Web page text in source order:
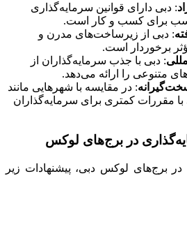
: دبی دارای قوانین سرمایه‌گذاری
برای کسب و کار است.
: دبی از زیرساخت‌های مدرن و
برخوردار است.
: دبی با جذب سرمایه‌گذاران از
متنوعی را ارائه می‌دهد.
: در مقایسه با شهرهایی مانند
مقررات کمتری برای سرمایه‌گذاران
در برج‌های لوکس
برج‌های لوکس دبی، پیشنهادات زیر